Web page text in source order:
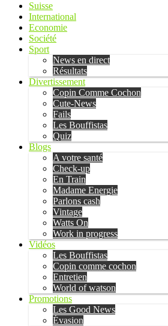
Suisse
International
Economie
Société
Sport
News en direct
Résultats
Divertissement
Copin Comme Cochon
Cute-News
Fails
Les Bouffistas
Quiz
Blogs
A votre santé
Check-up
En Train
Madame Energie
Parlons cash
Vintage
Watts On
Work in progress
Vidéos
Les Bouffistas
Copin comme cochon
Entretien
World of watson
Promotions
Les Good News
Évasion